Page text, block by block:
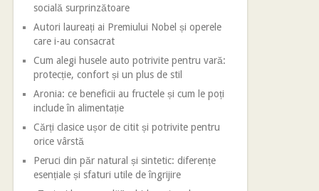
socială surprinzătoare
Autori laureați ai Premiului Nobel și operele
care i-au consacrat
Cum alegi husele auto potrivite pentru vară:
protecție, confort și un plus de stil
Aronia: ce beneficii au fructele și cum le poți
include în alimentație
Cărți clasice ușor de citit și potrivite pentru
orice vârstă
Peruci din păr natural și sintetic: diferențe
esențiale și sfaturi utile de îngrijire